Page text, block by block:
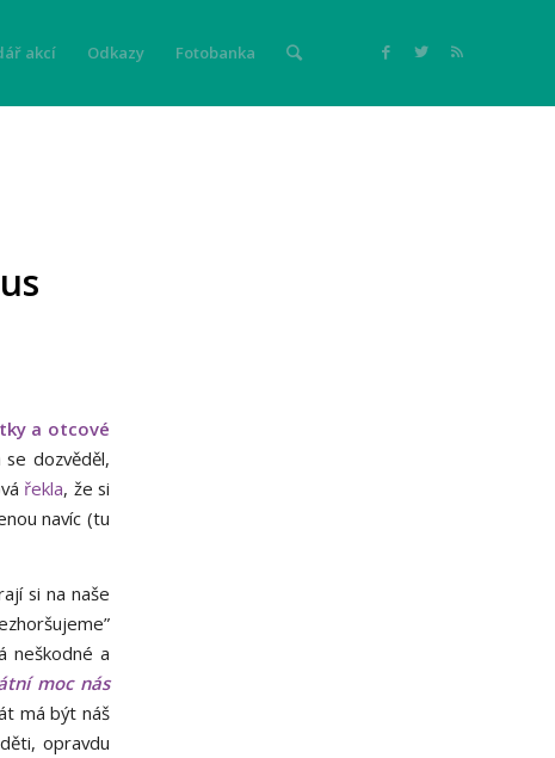
akcí Odkazy Fotobanka
a otcové
se dozvěděl,
řekla, že si
navíc (tu
si na naše
neškodné a
moc nás
má být náš
opravdu